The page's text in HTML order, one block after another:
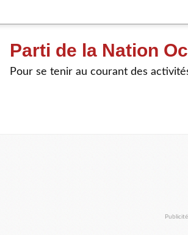
Parti de la Nation
Pour se tenir au courant des
Publicité